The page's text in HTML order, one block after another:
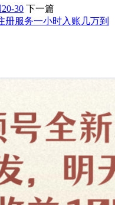
30 下一篇
册服务一小时入账几万到